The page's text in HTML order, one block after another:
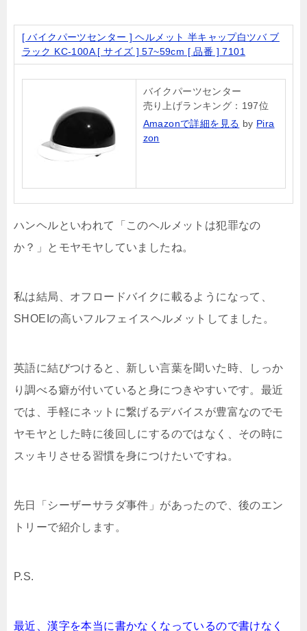
[ バイクパーツセンター ] ヘルメット 半キャップ白ツバ ブ
ラック KC-100A [ サイズ ] 57~59cm [ 品番 ] 7101
バイクパーツセンター
売り上げランキング：197位
Amazonで詳細を見る by Pira
zon
ハンヘルといわれて「このヘルメットは犯罪なの
か？」とモヤモヤしていましたね。
私は結局、オフロードバイクに載るようになって、
SHOEIの高いフルフェイスヘルメットしてました。
英語に結びつけると、新しい言葉を聞いた時、しっか
り調べる癖が付いていると身につきやすいです。最近
では、手軽にネットに繋げるデバイスが豊富なのでモ
ヤモヤとした時に後回しにするのではなく、その時に
スッキリさせる習慣を身につけたいですね。
先日「シーザーサラダ事件」があったので、後のエン
トリーで紹介します。
P.S.
最近、漢字を本当に書かなくなっているので書けなく